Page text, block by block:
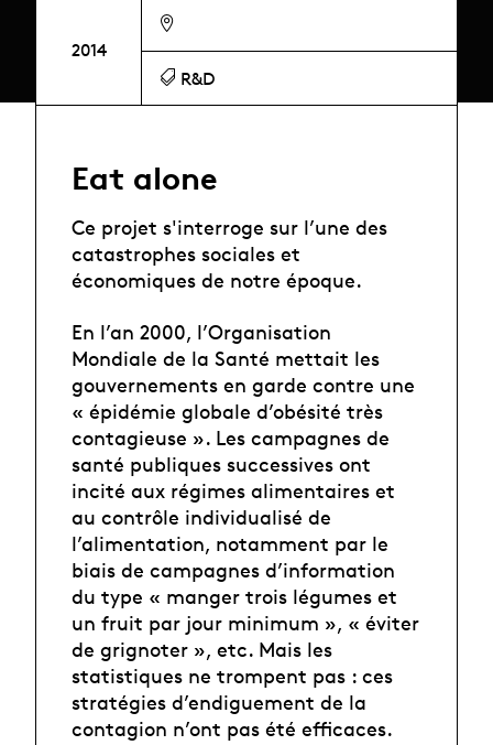
2014
R&D
Eat alone
Ce projet s'interroge sur l’une des
catastrophes sociales et
économiques de notre époque.
En l’an 2000, l’Organisation
Mondiale de la Santé mettait les
gouvernements en garde contre une
« épidémie globale d’obésité très
contagieuse ». Les campagnes de
santé publiques successives ont
incité aux régimes alimentaires et
au contrôle individualisé de
l’alimentation, notamment par le
biais de campagnes d’information
du type « manger trois légumes et
un fruit par jour minimum », « éviter
de grignoter », etc. Mais les
statistiques ne trompent pas : ces
stratégies d’endiguement de la
contagion n’ont pas été efficaces.